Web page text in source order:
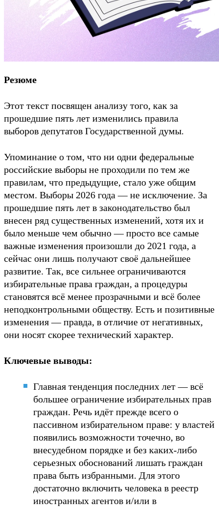
Резюме
Этот текст посвящен анализу того, как за
прошедшие пять лет изменились правила
выборов депутатов Государственной думы.
Упоминание о том, что ни одни федеральные
российские выборы не проходили по тем же
правилам, что предыдущие, стало уже общим
местом. Выборы 2026 года — не исключение. За
прошедшие пять лет в законодательство был
внесен ряд существенных изменений, хотя их и
было меньше чем обычно — просто все самые
важные изменения произошли до 2021 года, а
сейчас они лишь получают своё дальнейшее
развитие. Так, все сильнее ограничиваются
избирательные права граждан, а процедуры
становятся всё менее прозрачными и всё более
неподконтрольными обществу. Есть и позитивные
изменения — правда, в отличие от негативных,
они носят скорее технический характер.
Ключевые выводы:
Главная тенденция последних лет — всё
большее ограничение избирательных прав
граждан. Речь идёт прежде всего о
пассивном избирательном праве: у властей
появились возможности точечно, во
внесудебном порядке и без каких-либо
серьезных обоснований лишать граждан
права быть избранными. Для этого
достаточно включить человека в реестр
иностранных агентов и/или в